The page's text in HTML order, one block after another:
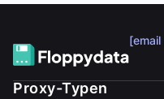
Proxy-Typen